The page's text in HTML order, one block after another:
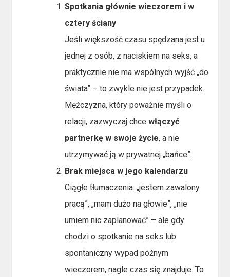
Spotkania głównie wieczorem i w
cztery ściany
Jeśli większość czasu spędzana jest u
jednej z osób, z naciskiem na seks, a
praktycznie nie ma wspólnych wyjść „do
świata” – to zwykle nie jest przypadek.
Mężczyzna, który poważnie myśli o
relacji, zazwyczaj chcewłączyć
partnerkę w swoje życie, a nie
utrzymywać ją w prywatnej „bańce”.
Brak miejsca w jego kalendarzu
Ciągłe tłumaczenia: „jestem zawalony
pracą”, „mam dużo na głowie”, „nie
umiem nic zaplanować” – ale gdy
chodzi o spotkanie na seks lub
spontaniczny wypad późnym
wieczorem, nagle czas się znajduje. To